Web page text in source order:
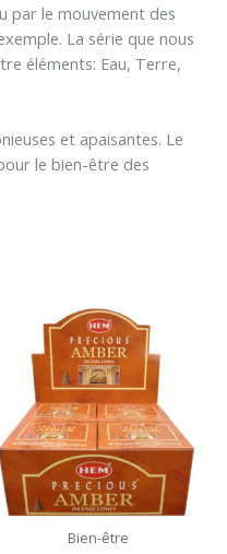
par le mouvement des
La série que nous
éléments: Eau, Terre,
et apaisantes. Le
le bien-être des
Bien-être